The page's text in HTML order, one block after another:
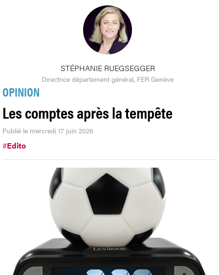
STÉPHANIE RUEGSEGGER
Directrice département général, FER Genève
OPINION
Les comptes après la tempête
Publié le mercredi 17 juin 2026
#Edito